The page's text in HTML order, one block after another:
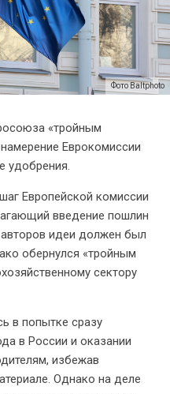
Фото Baltphoto
«тройным
Еврокомиссии
удобрения.
Европейской комиссии
введение пошлин
идеи должен был
обернулся «тройным
сектору
в попытке сразу
в России и оказании
избежав
Однако на деле